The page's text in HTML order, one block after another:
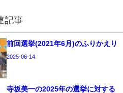
記事
前回選挙(2021年6月)のふりかえり
2025-06-14
寺坂美一の2025年の選挙に対する